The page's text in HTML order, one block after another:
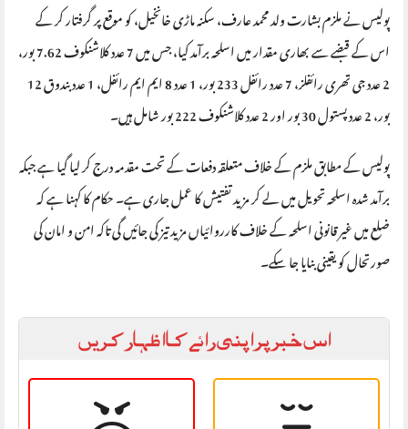
پولیس نے ملزم بشارت ولد محمد عارف، سکنہ ماڑی خانخیل، کو موقع پر گرفتار کر کے
اس کے قبضے سے بھاری مقدار میں اسلحہ برآمد کیا، جس میں 7 عدد کلاشنکوف 7.62 بور،
2 عدد جی تھری رائفلز، 7 عدد رائفل 233 بور، 1 عدد 8 ایم ایم رائفل، 1 عدد بندوق 12
بور، 2 عدد پستول 30 بور اور 2 عدد کلاشنکوف 222 بور شامل ہیں۔
پولیس کے مطابق ملزم کے خلاف متعلقہ دفعات کے تحت مقدمہ درج کر لیا گیا ہے جبکہ
برآمد شدہ اسلحہ تحویل میں لے کر مزید تفتیش کا عمل جاری ہے۔ حکام کا کہنا ہے کہ
ضلع میں غیر قانونی اسلحہ کے خلاف کارروائیاں مزید تیز کی جائیں گی تاکہ امن و امان کی
صورتحال کو یقینی بنایا جا سکے۔
اس خبر پر اپنی رائے کا اظہار کریں